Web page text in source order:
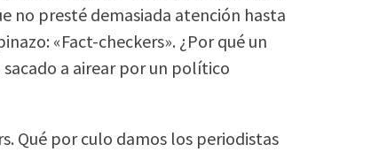
no presté demasiada atención hasta
«Fact-checkers». ¿Por qué un
a airear por un político
Qué por culo damos los periodistas